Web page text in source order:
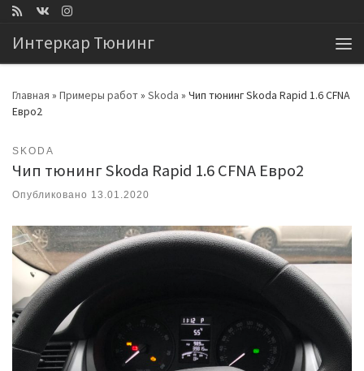
Интеркар Тюнинг
Главная » Примеры работ» Skoda » Чип тюнинг Skoda Rapid 1.6 CFNA
Евро2
SKODA
Чип тюнинг Skoda Rapid 1.6 CFNA Евро2
Опубликовано 13.01.2020